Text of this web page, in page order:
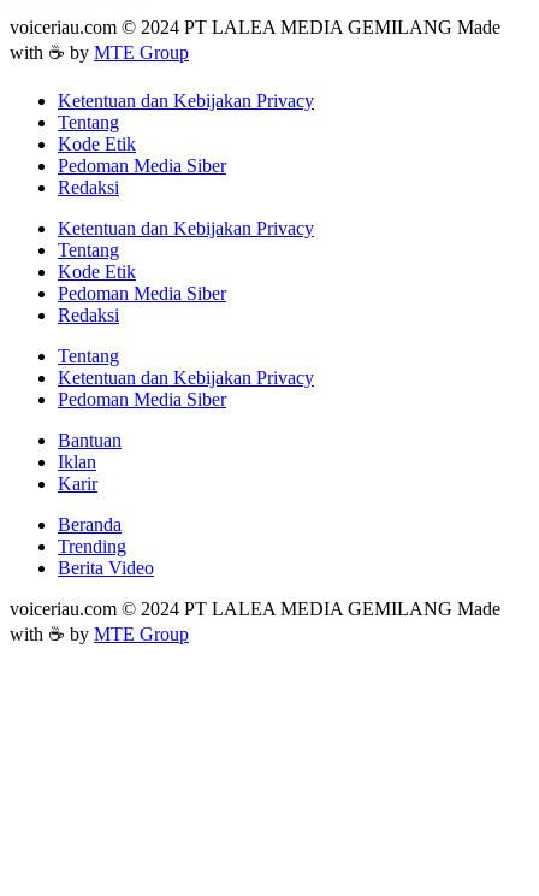
voiceriau.com © 2024 PT LALEA MEDIA GEMILANG Made
with ☕ by MTE Group
Ketentuan dan Kebijakan Privacy
Tentang
Kode Etik
Pedoman Media Siber
Redaksi
Ketentuan dan Kebijakan Privacy
Tentang
Kode Etik
Pedoman Media Siber
Redaksi
Tentang
Ketentuan dan Kebijakan Privacy
Pedoman Media Siber
Bantuan
Iklan
Karir
Beranda
Trending
Berita Video
voiceriau.com © 2024 PT LALEA MEDIA GEMILANG Made
with ☕ by MTE Group